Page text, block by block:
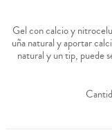
Gel con calcio y
uña natural y aportar
natural y un tip, puede